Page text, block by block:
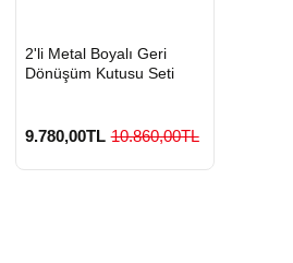
HIZLI
GÖNDERİ
2'li Metal Boyalı Geri
Dönüşüm Kutusu Seti
9.780,00TL 10.860,00TL